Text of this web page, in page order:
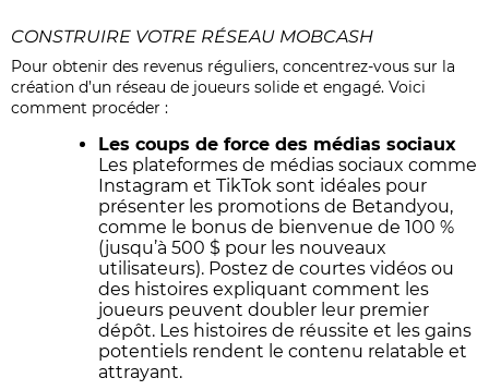
CONSTRUIRE VOTRE RÉSEAU MOBCASH
Pour obtenir des revenus réguliers, concentrez-vous sur la
création d’un réseau de joueurs solide et engagé. Voici
comment procéder :
Les coups de force des médias sociaux
Les plateformes de médias sociaux comme
Instagram et TikTok sont idéales pour
présenter les promotions de Betandyou,
comme le bonus de bienvenue de 100 %
(jusqu’à 500 $ pour les nouveaux
utilisateurs). Postez de courtes vidéos ou
des histoires expliquant comment les
joueurs peuvent doubler leur premier
dépôt. Les histoires de réussite et les gains
potentiels rendent le contenu relatable et
attrayant.